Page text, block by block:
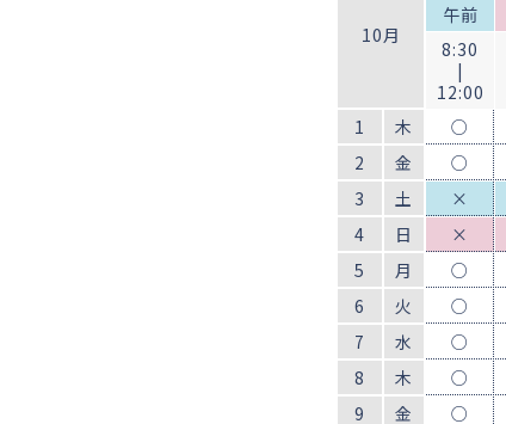
10月
午前
8:30
|
12:00
1
木 ○
2
金 ○
3
土 ×
4
日 ×
5
月 ○
6
火 ○
7
水 ○
8
木 ○
9
金 ○